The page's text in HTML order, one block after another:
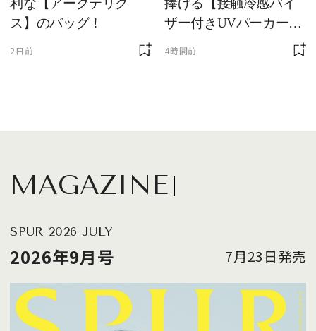
利な【アークテリク
ス】のバッグ！
2日前
捧げる【接触冷感バイ
ザー付きUVパーカー】
4時間前
MAGAZINE
SPUR 2026 JULY
2026年9月号 7月23日発売